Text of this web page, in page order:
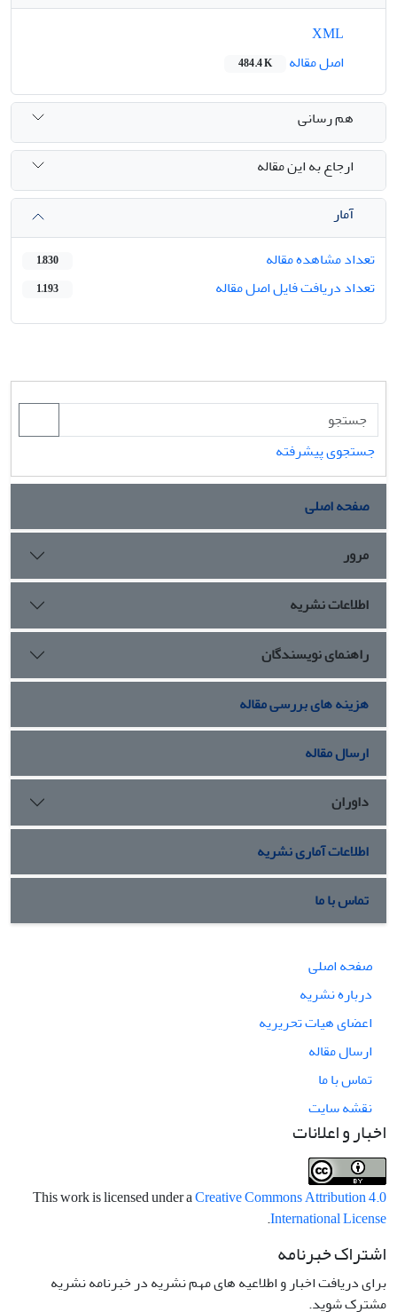
اصل مقاله
484.4 K
هم رسانی
ارجاع به این مقاله
آمار
تعداد مشاهده مقاله
1,830
تعداد دریافت فایل اصل مقاله 1,193
جستجوی پیشرفته
صفحه اصلی
مرور
اطلاعات نشریه
راهنمای نویسندگان
هزینه های بررسی مقاله
ارسال مقاله
داوران
اطلاعات آماری نشریه
تماس با ما
صفحه اصلی
درباره نشریه
اعضای هیات تحریریه
ارسال مقاله
تماس با ما
نقشه سایت
اخبار و اعلانات
This work is licensed under aCreative Commons Attribution 4.0
International License
.
اشتراک خبرنامه
برای دریافت اخبار و اطلاعیه های مهم نشریه در خبرنامه نشریه
مشترک شوید.